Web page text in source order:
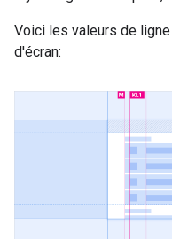
Voici les valeurs de
d'écran: